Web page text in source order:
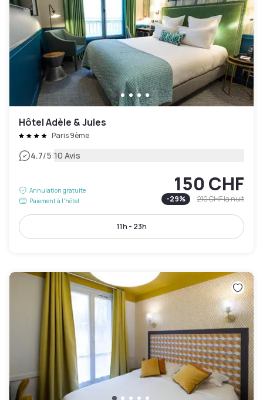
Hôtel Adèle & Jules
Paris 9ème
4.7/5|10 Avis
Annulation gratuite
Paiement à l'hôtel
150 CHF
-29% 210 CHFla nuit
11h - 23h